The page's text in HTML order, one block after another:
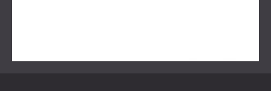
nami już dziś, aby poznać opcje dostosowane do Twojej